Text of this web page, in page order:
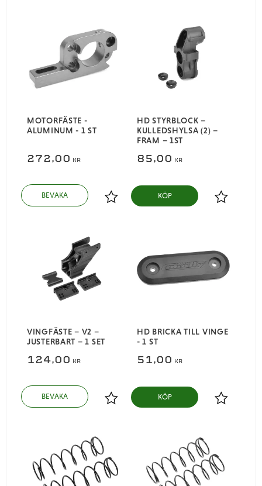
MOTORFÄSTE -
ALUMINUM - 1 ST
272,00 KR
Lägg till i favoriter
HD STYRBLOCK –
KULLEDSHYLSA (2) –
FRAM – 1ST
85,00 KR
Lägg till i
KÖP
VINGFÄSTE – V2 –
JUSTERBART – 1 SET
124,00 KR
Lägg till i favoriter
HD BRICKA TILL VINGE
- 1 ST
51,00 KR
Lägg till i
KÖP